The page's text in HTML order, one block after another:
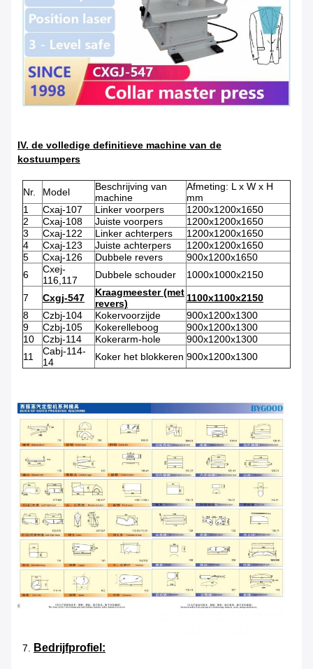
IV. de volledige definitieve machine van de
kostuumpers
Nr. Model
Beschrijving van
machine
Afmeting: L x W x H
mm
1
Cxaj-107 Linker voorpers
1200x1200x1650
2
Cxaj-108 Juiste voorpers
1200x1200x1650
3
Cxaj-122 Linker achterpers
1200x1200x1650
4
Cxaj-123 Juiste achterpers
1200x1200x1650
5
Cxaj-126 Dubbele revers
900x1200x1650
6
Cxej-
116,117
Dubbele schouder 1000x1000x2150
7 Cxgj-547
Kraagmeester (met
revers)
1100x1100x2150
8
Czbj-104 Kokervoorzijde
900x1200x1300
9
Czbj-105 Kokerelleboog
900x1200x1300
10
Czbj-114 Kokerarm-hole
900x1200x1300
11
Cabj-114-
14
Koker het blokkeren 900x1200x1300
7. Bedrijfprofiel: